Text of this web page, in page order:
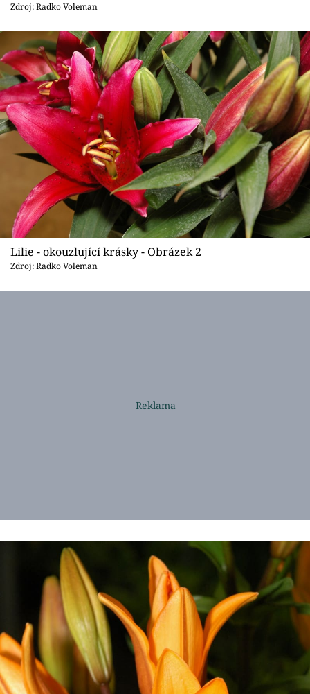
Přihlášení
Sledujte nás
Zdroj: Radko Voleman
Lilie - okouzlující krásky - Obrázek 2
Zdroj: Radko Voleman